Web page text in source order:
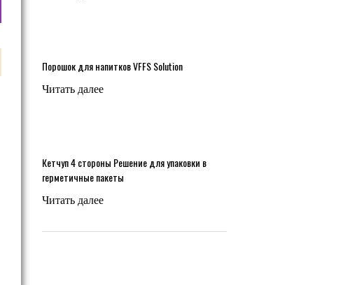
Порошок для напитков VFFS Solution
Читать далее
Кетчуп 4 стороны Решение для упаковки в
герметичные пакеты
Читать далее